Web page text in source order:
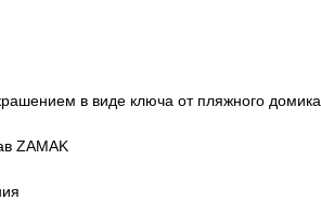
в виде ключа от пляжного домика.
ZAMAK